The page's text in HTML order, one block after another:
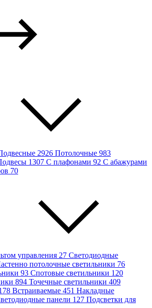
2926 Потолочные 983
1307 С плафонами 92 С абажурами
70
управления 27 Светодиодные
потолочные светильники 76
93 Спотовые светильники 120
894 Точечные светильники 409
Встраиваемые 451 Накладные
панели 127 Подсветки для